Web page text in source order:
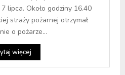
lipca. Około godziny 16.40
straży pożarnej otrzymał
o pożarze...
więcej